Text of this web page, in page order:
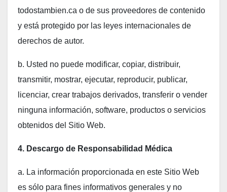
todostambien.ca o de sus proveedores de contenido
y está protegido por las leyes internacionales de
derechos de autor.
b. Usted no puede modificar, copiar, distribuir,
transmitir, mostrar, ejecutar, reproducir, publicar,
licenciar, crear trabajos derivados, transferir o vender
ninguna información, software, productos o servicios
obtenidos del Sitio Web.
4. Descargo de Responsabilidad Médica
a. La información proporcionada en este Sitio Web
es sólo para fines informativos generales y no